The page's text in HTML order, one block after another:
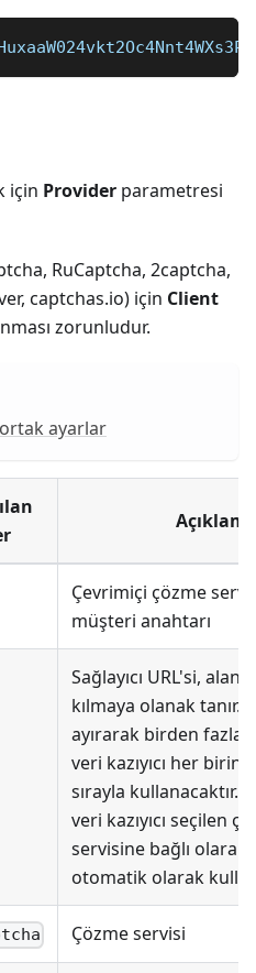
için Provider parametresi
RuCaptcha, 2captcha,
captchas.io) için Client
zorunludur.
ortak ayarlar
Çevrimiçi çözme
müşteri anahtarı
Sağlayıcı URL'si,
kılmaya olanak tanır.
ayırarak birden fazla
veri kazıyıcı her
sırayla kullanacaktır.
veri kazıyıcı seçilen
servisine bağlı olarak
otomatik olarak
Çözme servisi